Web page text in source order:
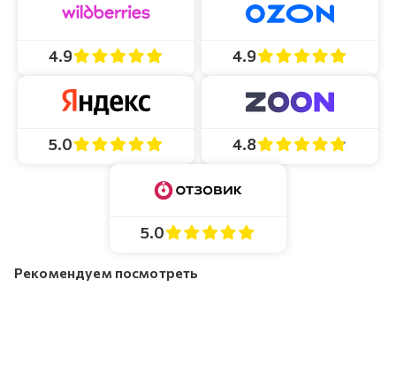
4.9 4.9
5.0 4.8
5.0
Рекомендуем посмотреть